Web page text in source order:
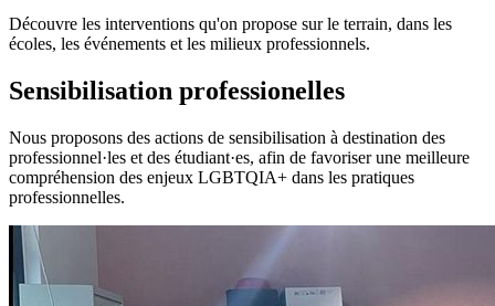
Découvre les interventions qu'on propose sur le terrain, dans les
écoles, les événements et les milieux professionnels.
Sensibilisation professionelles
Nous proposons des actions de sensibilisation à destination des
professionnel·les et des étudiant·es, afin de favoriser une meilleure
compréhension des enjeux LGBTQIA+ dans les pratiques
professionnelles.